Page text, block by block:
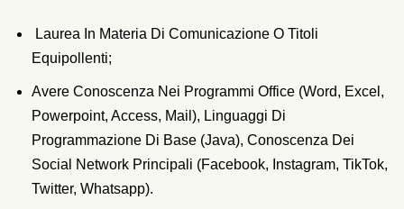
Laurea In Materia Di Comunicazione O Titoli
Equipollenti;
Avere Conoscenza Nei Programmi Office (word, Excel,
Powerpoint, Access, Mail), Linguaggi Di
Programmazione Di Base (java), Conoscenza Dei
Social Network Principali (Facebook, Instagram, TikTok,
Twitter, Whatsapp).